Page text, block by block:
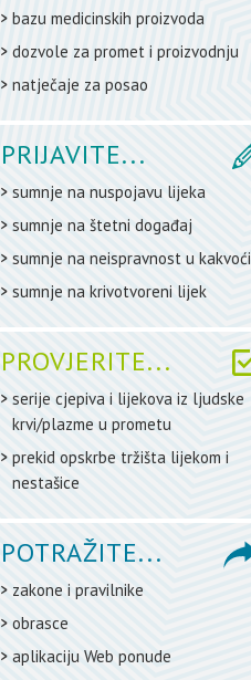
bazu medicinskih proizvoda
dozvole za promet i proizvodnju
natječaje za posao
PRIJAVITE...
sumnje na nuspojavu lijeka
sumnje na štetni događaj
sumnje na neispravnost u kakvoći
sumnje na krivotvoreni lijek
PROVJERITE...
serije cjepiva i lijekova iz ljudske
krvi/plazme u prometu
prekid opskrbe tržišta lijekom i
nestašice
POTRAŽITE...
zakone i pravilnike
obrasce
aplikaciju Web ponude